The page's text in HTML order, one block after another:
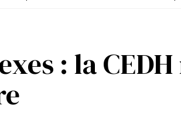
: la